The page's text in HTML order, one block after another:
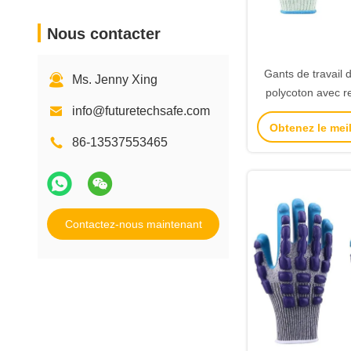
Nous contacter
Ms. Jenny Xing
info@futuretechsafe.com
86-13537553465
Contactez-nous maintenant
Gants de travail
polycoton avec
points de latex
ANSI/ISEA 138
Obtenez le